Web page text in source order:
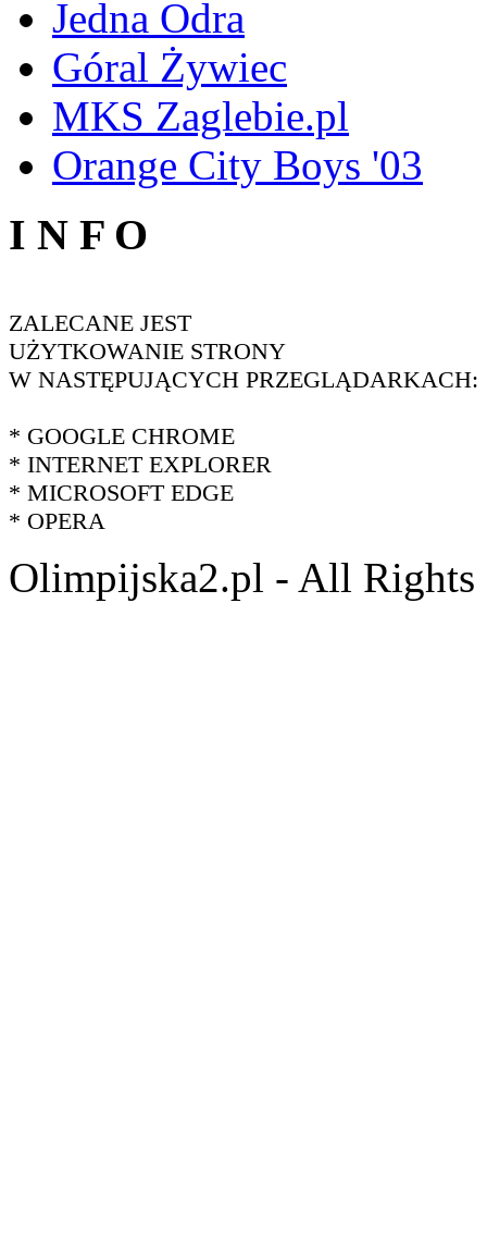
Jedna Odra
Góral Żywiec
MKS Zaglebie.pl
Orange City Boys '03
I N F O
ZALECANE JEST
UŻYTKOWANIE STRONY
W NASTĘPUJĄCYCH PRZEGLĄDARKACH:
* GOOGLE CHROME
* INTERNET EXPLORER
* MICROSOFT EDGE
* OPERA
Olimpijska2.pl - All Rights